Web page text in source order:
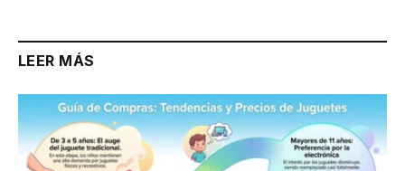
LEER MÁS